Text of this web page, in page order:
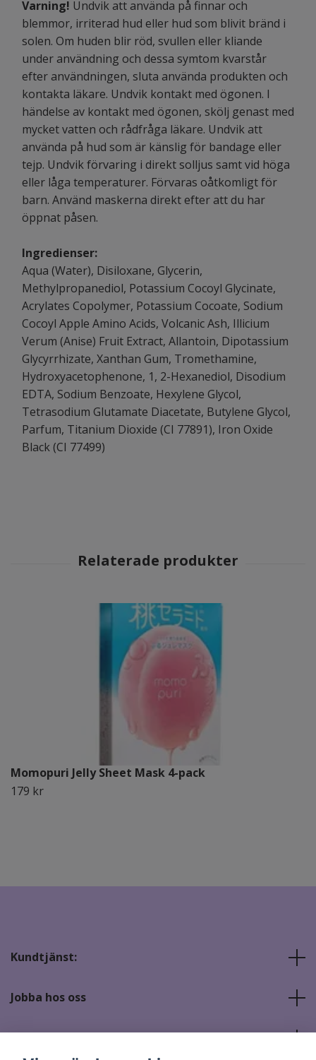
Varning! Undvik att använda på finnar och
blemmor, irriterad hud eller hud som blivit bränd i
solen. Om huden blir röd, svullen eller kliande
under användning och dessa symtom kvarstår
efter användningen, sluta använda produkten och
kontakta läkare. Undvik kontakt med ögonen. I
händelse av kontakt med ögonen, skölj genast med
mycket vatten och rådfråga läkare. Undvik att
använda på hud som är känslig för bandage eller
tejp. Undvik förvaring i direkt solljus samt vid höga
eller låga temperaturer. Förvaras oåtkomligt för
barn. Använd maskerna direkt efter att du har
öppnat påsen.
Ingredienser:
Aqua (Water), Disiloxane, Glycerin,
Methylpropanediol, Potassium Cocoyl Glycinate,
Acrylates Copolymer, Potassium Cocoate, Sodium
Cocoyl Apple Amino Acids, Volcanic Ash, Illicium
Verum (Anise) Fruit Extract, Allantoin, Dipotassium
Glycyrrhizate, Xanthan Gum, Tromethamine,
Hydroxyacetophenone, 1, 2-Hexanediol, Disodium
EDTA, Sodium Benzoate, Hexylene Glycol,
Tetrasodium Glutamate Diacetate, Butylene Glycol,
Parfum, Titanium Dioxide (CI 77891), Iron Oxide
Black (CI 77499)
Momopuri Jelly Sheet Mask 4-pack
179 kr
Kundtjänst:
Jobba hos oss
Sociala medier